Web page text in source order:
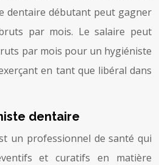
dentaire débutant peut gagner
par mois. Le salaire peut
par mois pour un hygiéniste
en tant que libéral dans
dentaire
un professionnel de santé qui
et curatifs en matière